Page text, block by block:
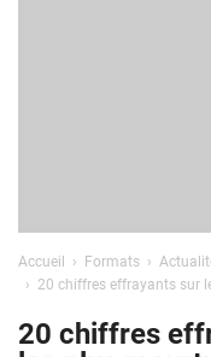
Accueil Formats
20 chiffres effrayants sur
20 chiffres